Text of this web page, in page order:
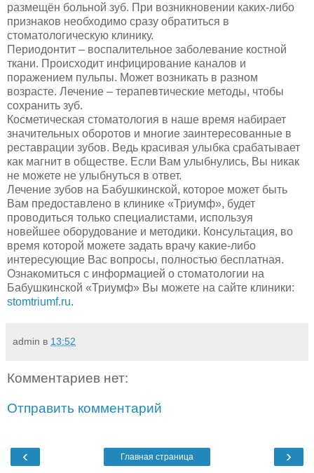
размещён больной зуб. При возникновении каких-либо
признаков необходимо сразу обратиться в
стоматологическую клинику.
Периодонтит – воспалительное заболевание костной
ткани. Происходит инфицирование каналов и
поражением пульпы. Может возникать в разном
возрасте. Лечение – терапевтические методы, чтобы
сохранить зуб.
Косметическая стоматология в наше время набирает
значительных оборотов и многие заинтересованные в
реставрации зубов. Ведь красивая улыбка срабатывает
как магнит в обществе. Если Вам улыбнулись, Вы никак
не можете не улыбнуться в ответ.
Лечение зубов на Бабушкинской, которое может быть
Вам предоставлено в клинике «Триумф», будет
проводиться только специалистами, используя
новейшее оборудование и методики. Консультация, во
время которой можете задать врачу какие-либо
интересующие Вас вопросы, полностью бесплатная.
Ознакомиться с информацией о стоматологии на
Бабушкинской «Триумф» Вы можете на сайте клиники:
stomtriumf.ru.
admin в 13:52
Комментариев нет:
Отправить комментарий
‹ ›
Главная страница